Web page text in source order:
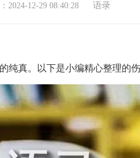
2024-12-29 08:40:28 语录
真。以下是小编精心整理的伤